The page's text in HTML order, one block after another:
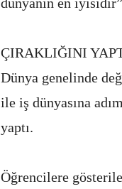
ÇIRAKLIĞINI
Dünya genelinde
ile iş dünyasına
yaptı.
Öğrencilere